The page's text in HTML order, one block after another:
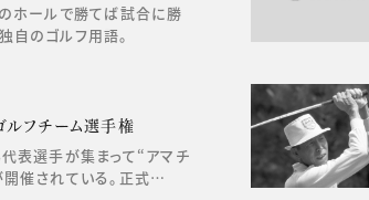
ホールで勝てば試合に勝
自のゴルフ用語。
ルフチーム選手権
表選手が集まって“アマチ
催されている。正式…